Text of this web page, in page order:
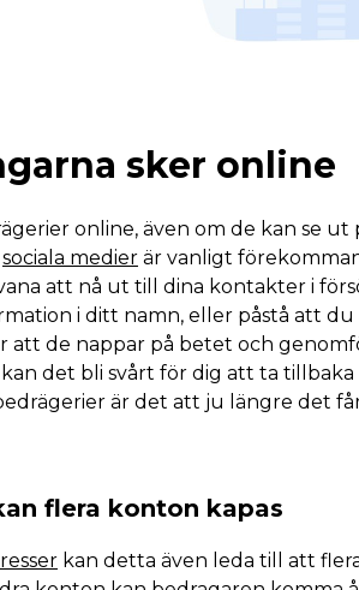
sker online
online, även om de kan se ut
sociala medier är vanligt
att nå ut till dina kontakter i
i ditt namn, eller påstå att
att de nappar på betet och
det bli svårt för dig att ta
är det att ju längre det
flera konton kapas
kan detta även leda till att